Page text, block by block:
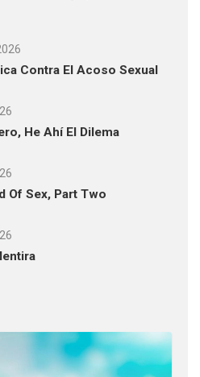
Contra El Acoso Sexual
He Ahí El Dilema
Of Sex, Part Two